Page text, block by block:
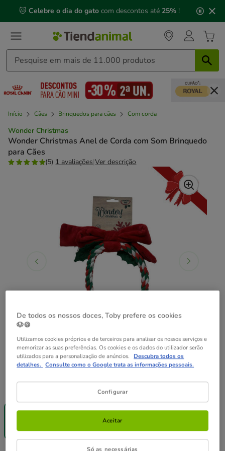
mensagem,
🐱 Celebre o dia do gato com descontos até 25% !
Início Cães Brinquedos para cães Com corda
Wonder Christmas
Wonder Christmas Anel de Corda com Som Brinquedo
para Cães
(5) 1 avaliações|Ver descrição
-25% na 2ª
un.
4.99€
De todos os nossos doces, Toby prefere os cookies
🐶🍪
Utilizamos cookies próprios e de terceiros para analisar os nossos serviços e
memorizar as suas preferências. Os cookies e os dados do utilizador serão
utilizados para a personalização de anúncios. Descubra todos os
detalhes. Consulte como o Google trata as informações pessoais.
Configurar
Só as necessárias
Aceitar